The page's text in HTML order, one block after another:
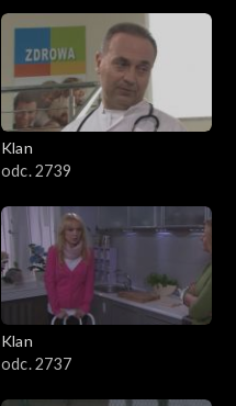
Klan
odc. 2739
Klan
odc. 2737